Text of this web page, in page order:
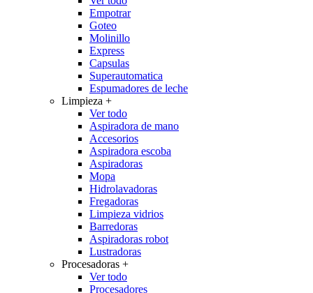
Empotrar
Goteo
Molinillo
Express
Capsulas
Superautomatica
Espumadores de leche
Limpieza +
Ver todo
Aspiradora de mano
Accesorios
Aspiradora escoba
Aspiradoras
Mopa
Hidrolavadoras
Fregadoras
Limpieza vidrios
Barredoras
Aspiradoras robot
Lustradoras
Procesadoras +
Ver todo
Procesadores